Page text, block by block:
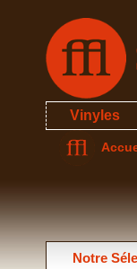
Vinyles
Notre